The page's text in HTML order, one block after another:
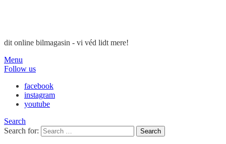
dit online bilmagasin - vi véd lidt mere!
Menu
Follow us
facebook
instagram
youtube
Search
Search for:
Search